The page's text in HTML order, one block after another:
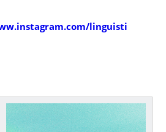
linguisticaufsc/